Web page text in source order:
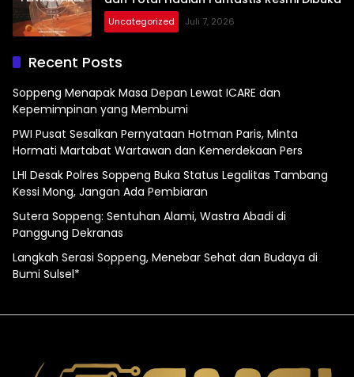
Uncategorized Juli 7, 2026
Recent Posts
Soppeng Menapak Masa Depan Lewat ICARE dan
Kepemimpinan yang Membumi
PWI Pusat Sesalkan Pernyataan Hotman Paris, Minta
Hormati Martabat Wartawan dan Kemerdekaan Pers
LHI Desak Polres Soppeng Buka Status Legalitas Tambang
Kessi Mong, Jangan Ada Pembiaran
Sutera Soppeng: Sentuhan Alami, Wastra Abadi di
Panggung Dekranas
Langkah Serasi Soppeng, Menebar Sehat dan Budaya di
Bumi Sulsel*